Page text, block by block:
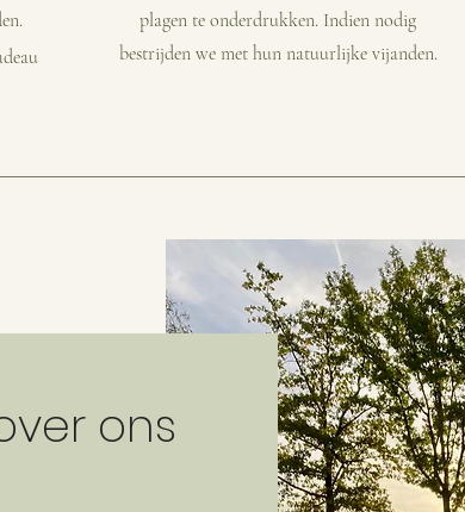
plagen te onderdrukken. Indien nodig
bestrijden we met hun natuurlijke vijanden.
ons